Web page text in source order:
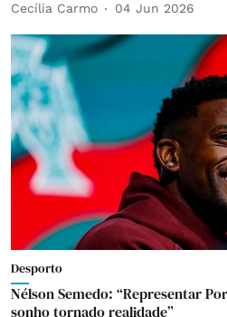
Cecília Carmo 04 Jun 2026
Desporto
Nélson Semedo: “Representar
sonho tornado realidade”